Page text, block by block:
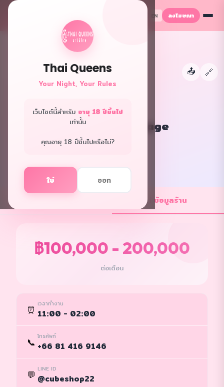
Thai Queens
Your Night, Your Rules
เว็บไซต์นี้สำหรับ อายุ 18 ปีขึ้นไป
เท่านั้น
คุณอายุ 18 ปีขึ้นไปหรือไม่?
ใช่ ออก
EN ลงโฆษณา
📤 🔗
Cube Nuru Massage
กรุงเทพ · นวดพิเศษ
ℹ️ ข้อมูลร้าน
฿100,000 - 200,000
ต่อเดือน
⏰ เวลาทำงาน
11:00 - 02:00
📞 โทรศัพท์
+66 81 416 9146
💬 LINE ID
@cubeshop22